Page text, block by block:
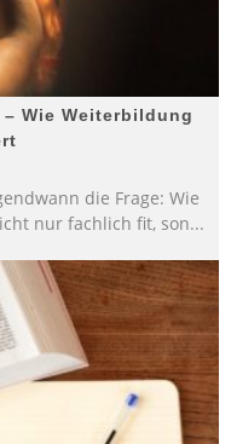
Wie Weiterbildung
die Frage: Wie
nur fachlich fit, son...